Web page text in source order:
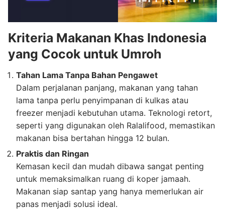
Kriteria Makanan Khas Indonesia
yang Cocok untuk Umroh
Tahan Lama Tanpa Bahan Pengawet
Dalam perjalanan panjang, makanan yang tahan
lama tanpa perlu penyimpanan di kulkas atau
freezer menjadi kebutuhan utama. Teknologi retort,
seperti yang digunakan oleh Ralalifood, memastikan
makanan bisa bertahan hingga 12 bulan.
Praktis dan Ringan
Kemasan kecil dan mudah dibawa sangat penting
untuk memaksimalkan ruang di koper jamaah.
Makanan siap santap yang hanya memerlukan air
panas menjadi solusi ideal.